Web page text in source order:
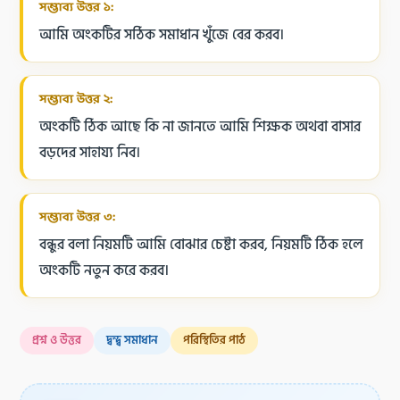
সম্ভাব্য উত্তর ১:
আমি অংকটির সঠিক সমাধান খুঁজে বের করব।
সম্ভাব্য উত্তর ২:
অংকটি ঠিক আছে কি না জানতে আমি শিক্ষক অথবা বাসার
বড়দের সাহায্য নিব।
সম্ভাব্য উত্তর ৩:
বন্ধুর বলা নিয়মটি আমি বোঝার চেষ্টা করব, নিয়মটি ঠিক হলে
অংকটি নতুন করে করব।
প্রশ্ন ও উত্তর দ্বন্দ্ব সমাধান পরিস্থিতির পাঠ